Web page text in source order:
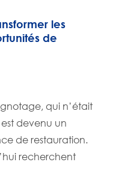
les
de
qui n’était
devenu un
de restauration.
recherchent